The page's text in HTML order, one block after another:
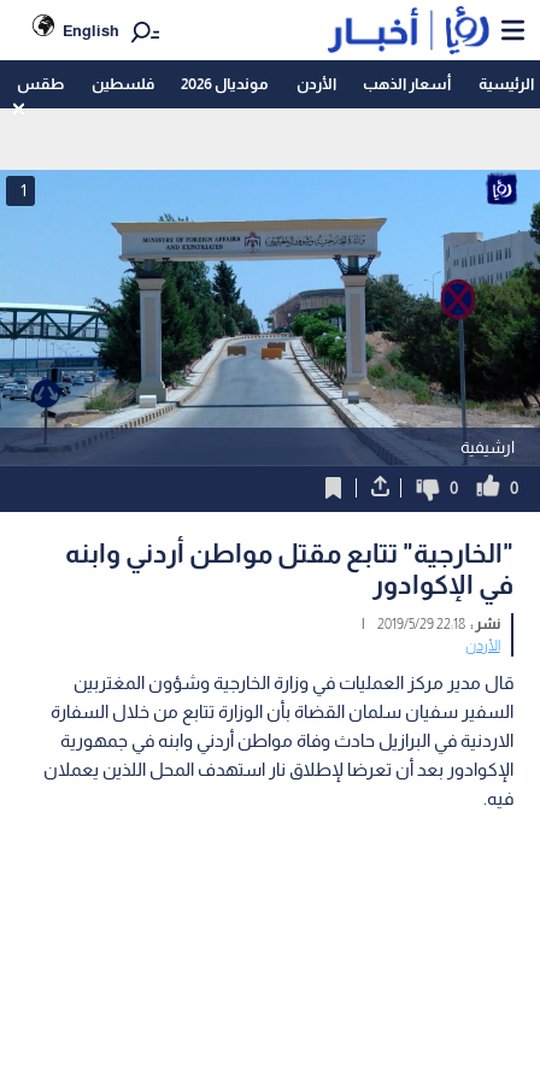
English
الرئيسية أسعار الذهب الأردن مونديال 2026 فلسطين طقس
ارشيفية
1
0
0
"الخارجية" تتابع مقتل مواطن أردني وابنه
في الإكوادور
نشر :22:18 2019/5/29
|
الأردن
قال مدير مركز العمليات في وزارة الخارجية وشؤون المغتربين
السفير سفيان سلمان القضاة بأن الوزارة تتابع من خلال السفارة
الاردنية في البرازيل حادث وفاة مواطن أردني وابنه في جمهورية
الإكوادور بعد أن تعرضا لإطلاق نار استهدف المحل اللذين يعملان
فيه.